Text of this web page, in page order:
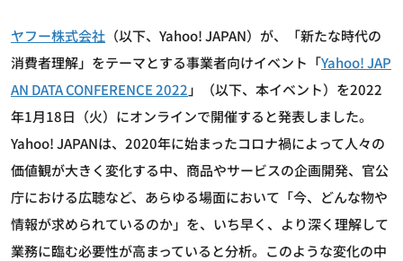
ヤフー株式会社 （以下、Yahoo! JAPAN）が、「新たな時代の
消費者理解」をテーマとする事業者向けイベント「Yahoo! JAP
AN DATA CONFERENCE 2022 」（以下、本イベント）を2022
年1月18日（火）にオンラインで開催すると発表しました。
Yahoo! JAPANは、2020年に始まったコロナ禍によって人々の
価値観が大きく変化する中、商品やサービスの企画開発、官公
庁における広聴など、あらゆる場面において「今、どんな物や
情報が求められているのか」を、いち早く、より深く理解して
業務に臨む必要性が高まっていると分析。このような変化の中